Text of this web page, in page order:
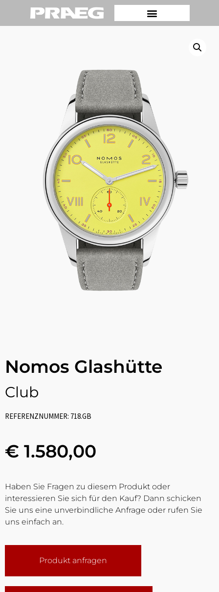
Nomos Glashütte
Club
REFERENZNUMMER: 718.GB
€ 1.580,00
Haben Sie Fragen zu diesem Produkt oder
interessieren Sie sich für den Kauf? Dann schicken
Sie uns eine unverbindliche Anfrage oder rufen Sie
uns einfach an.
Produkt anfragen